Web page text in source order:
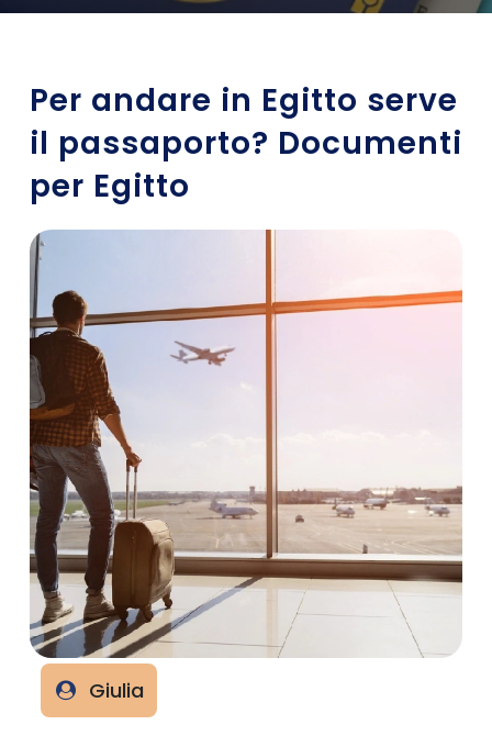
Per andare in Egitto serve
il passaporto? Documenti
per Egitto
Giulia